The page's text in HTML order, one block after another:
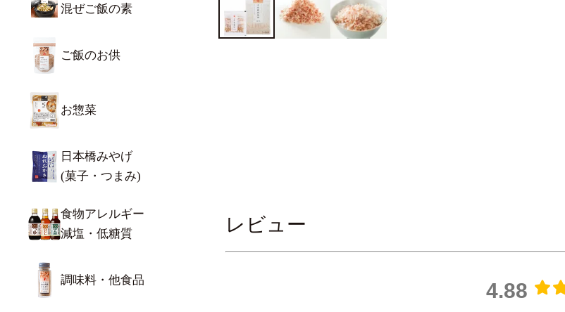
混ぜご飯の素
ご飯のお供
お惣菜
日本橋みやげ
(菓子・つまみ)
食物アレルギー
減塩・低糖質
調味料・他食品
レビュー
4.88